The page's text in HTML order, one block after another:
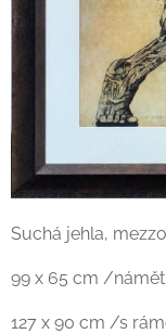
Suchá jehla,
99 x 65 cm /
127 x 90 cm /s